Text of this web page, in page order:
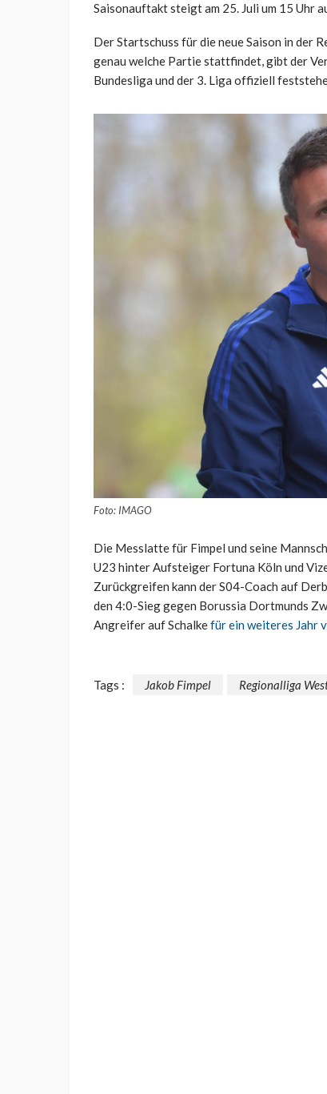
Saisonauftakt steigt am 25. Juli um 15 Uhr
Der Startschuss für die neue Saison in der
genau welche Partie stattfindet, gibt der
Bundesliga und der 3. Liga offiziell
Foto: IMAGO
Die Messlatte für Fimpel und seine
U23 hinter Aufsteiger Fortuna Köln und
Zurückgreifen kann der S04-Coach auf
den 4:0-Sieg gegen Borussia Dortmunds
Angreifer auf Schalkefür ein weiteres Jahr
Tags : Jakob Fimpel Regionalliga